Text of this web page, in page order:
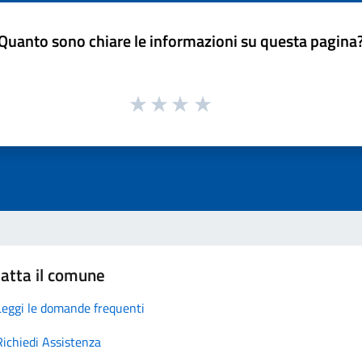
sono chiare le informazioni su questa
il comune
le domande frequenti
Assistenza